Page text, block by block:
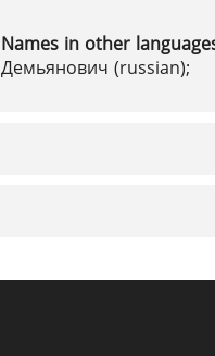
Names in other
Демьянович (russian);